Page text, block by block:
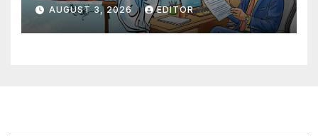
AUGUST 3, 2026 EDITOR